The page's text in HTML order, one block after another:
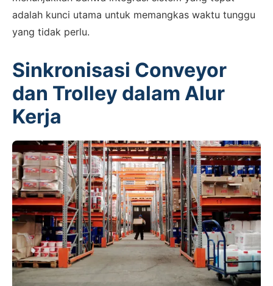
adalah kunci utama untuk memangkas waktu tunggu
yang tidak perlu.
Sinkronisasi Conveyor
dan Trolley dalam Alur
Kerja